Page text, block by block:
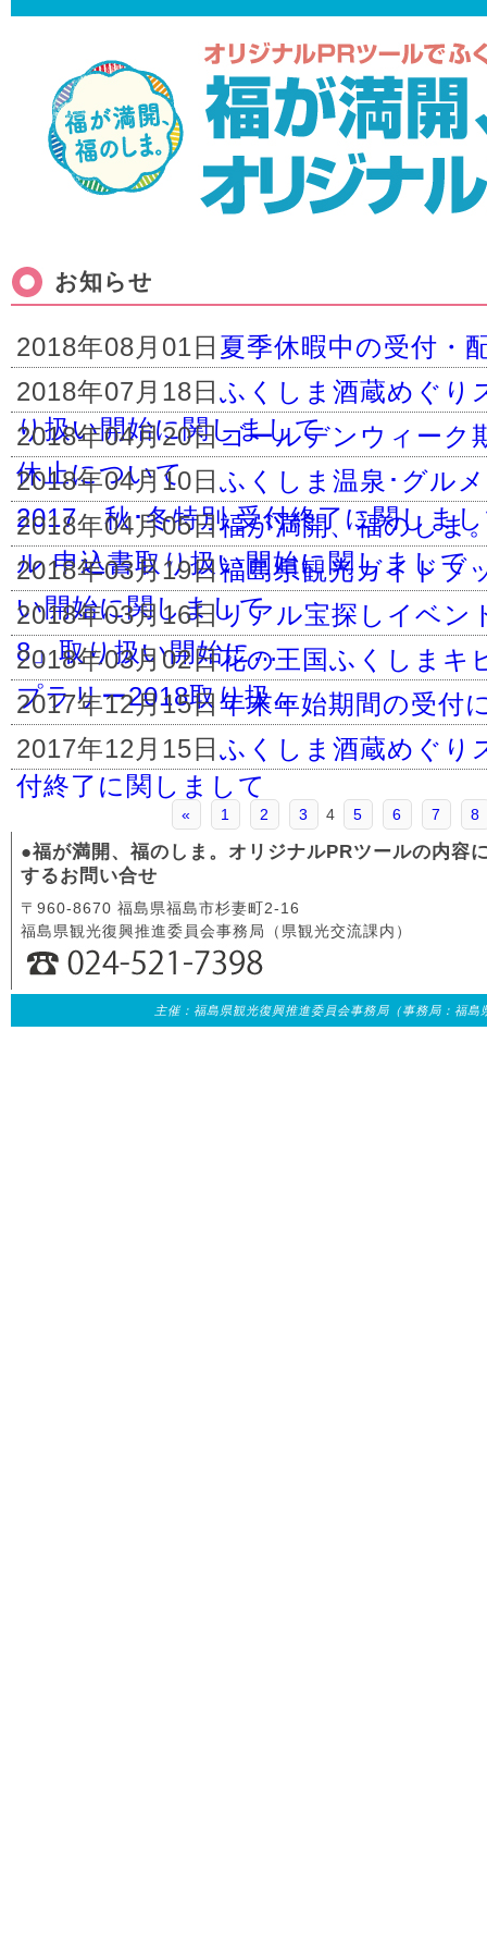
お知らせ
2018年08月01日 夏季休暇中の受付・
2018年07月18日 ふくしま酒蔵めぐり
り扱い開始に関しまして
2018年04月20日ゴールデンウィーク
休止について
2018年04月10日 ふくしま温泉･グル
2017 秋･冬特別 受付終了に関しま
2018年04月05日福が満開、福のしま
ル 申込書取り扱い開始に関しまして
2018年03月19日福島県観光ガイドブ
い開始に関しまして
2018年03月16日リアル宝探しイベン
8」取り扱い開始に…
2018年03月02日花の王国ふくしまキ
プラリー2018取り扱…
2017年12月15日年末年始期間の受付
2017年12月15日 ふくしま酒蔵めぐり
付終了に関しまして
« 1 2 3 4 5 6 7 8
●福が満開、福のしま。オリジナルPRツールの内容
するお問い合せ
〒960-8670 福島県福島市杉妻町2-16
福島県観光復興推進委員会事務局（県観光交流課内）
主催：福島県観光復興推進委員会事務局（事務局：